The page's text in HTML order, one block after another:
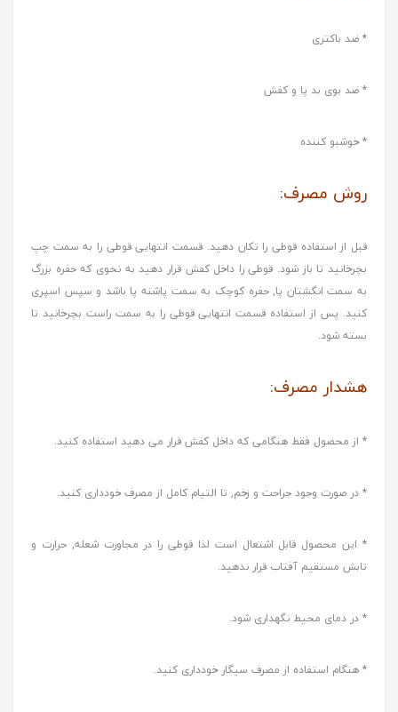
* ضد باکتری
* ضد بوی بد پا و کفش
* خوشبو کننده
روش مصرف:
قبل از استفاده قوطی را تکان دهید. قسمت انتهایی قوطی را به سمت چپ
بچرخانید تا باز شود. قوطی را داخل کفش قرار دهید به نحوی که حفره بزرگ
به سمت انگشتان پا, حفره کوچک به سمت پاشنه پا باشد و سپس اسپری
کنید. پس از استفاده قسمت انتهایی قوطی را به سمت راست بچرخانید تا
بسته شود.
هشدار مصرف:
* از محصول فقط هنگامی که داخل کفش قرار می دهید استفاده کنید.
* در صورت وجود جراحت و زخم, تا التیام کامل از مصرف خودداری کنید.
* این محصول قابل اشتعال است لذا قوطی را در مجاورت شعله, حرارت و
تابش مستقیم آفتاب قرار ندهید.
* در دمای محیط نگهداری شود.
* هنگام استفاده از مصرف سیگار خودداری کنید.